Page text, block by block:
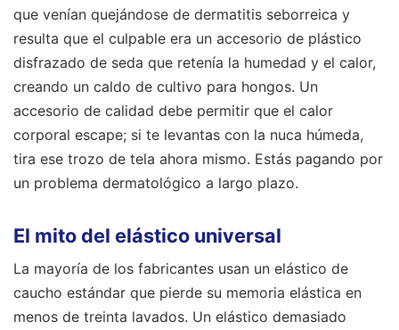
que venían quejándose de dermatitis seborreica y
resulta que el culpable era un accesorio de plástico
disfrazado de seda que retenía la humedad y el calor,
creando un caldo de cultivo para hongos. Un
accesorio de calidad debe permitir que el calor
corporal escape; si te levantas con la nuca húmeda,
tira ese trozo de tela ahora mismo. Estás pagando por
un problema dermatológico a largo plazo.
El mito del elástico universal
La mayoría de los fabricantes usan un elástico de
caucho estándar que pierde su memoria elástica en
menos de treinta lavados. Un elástico demasiado